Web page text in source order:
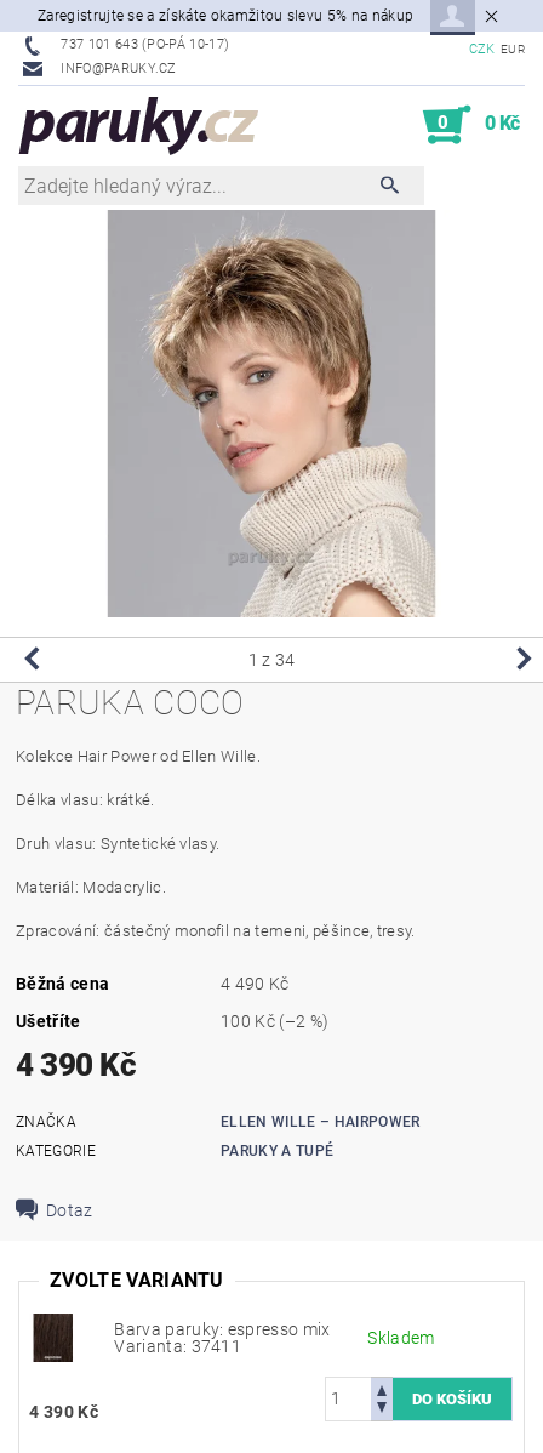
Zaregistrujte se a získáte okamžitou slevu 5% na nákup
737 101 643 (PO-PÁ 10-17)
INFO@PARUKY.CZ
CZK EUR
0 0 Kč
1 z 34
PARUKA COCO
Kolekce Hair Power od Ellen Wille.
Délka vlasu: krátké.
Druh vlasu: Syntetické vlasy.
Materiál: Modacrylic.
Zpracování: částečný monofil na temeni, pěšince, tresy.
Běžná cena
4 490 Kč
Ušetříte
100 Kč (–2 %)
4 390 Kč
ZNAČKA
ELLEN WILLE – HAIRPOWER
KATEGORIE
PARUKY A TUPÉ
Dotaz
ZVOLTE VARIANTU
Barva paruky: espresso mix
Varianta: 37411
Skladem
4 390 Kč